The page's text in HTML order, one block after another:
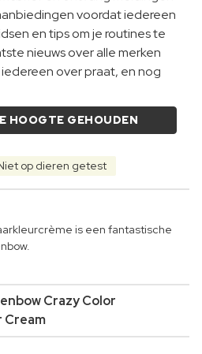
voordat iedereen
en tips om je routines te
nieuws over alle merken
over praat, en nog
HOOGTE GEHOUDEN
op dieren getest
is een fantastische
Crazy Color
Cream